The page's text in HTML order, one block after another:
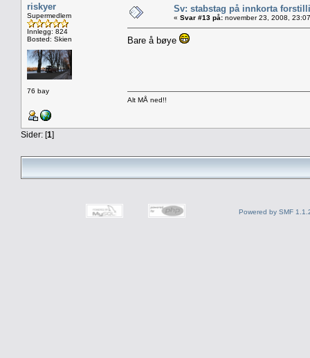
riskyer
Supermedlem
Innlegg: 824
Bosted: Skien
76 bay
Sv: stabstag på innkorta
« Svar #13 på: november 23, 2008,
Bare å bøye
Alt MÅ ned!!
Sider: [1]
Powered by SMF